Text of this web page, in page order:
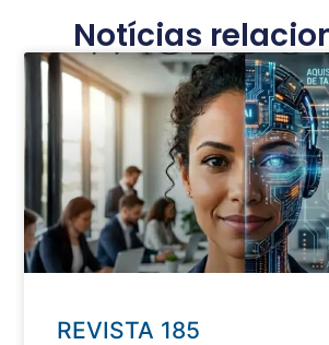
Notícias
REVISTA 185